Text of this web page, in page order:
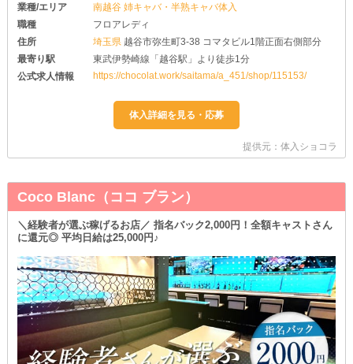
業種/エリア
南越谷 姉キャバ・半熟キャバ体入
職種
フロアレディ
住所
埼玉県 越谷市弥生町3-38 コマタビル1階正面右側部分
最寄り駅
東武伊勢崎線「越谷駅」より徒歩1分
公式求人情報
https://chocolat.work/saitama/a_451/shop/115153/
提供元：体入ショコラ
Coco Blanc（ココ ブラン）
＼経験者が選ぶ稼げるお店／ 指名バック2,000円！全額キャストさん
に還元◎ 平均日給は25,000円♪